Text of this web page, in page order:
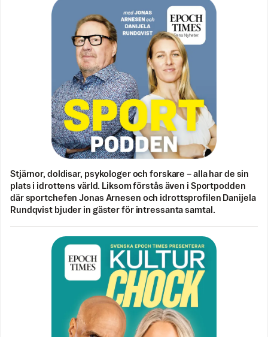
Stjärnor, doldisar, psykologer och forskare – alla har de sin
plats i idrottens värld. Liksom förstås även i Sportpodden
där sportchefen Jonas Arnesen och idrottsprofilen Danijela
Rundqvist bjuder in gäster för intressanta samtal.